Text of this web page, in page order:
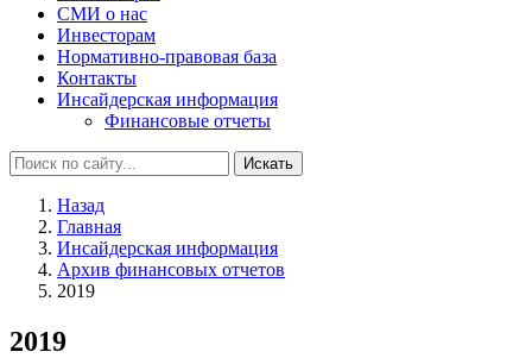
СМИ о нас
Инвесторам
Нормативно-правовая база
Контакты
Инсайдерская информация
Финансовые отчеты
Искать
Назад
Главная
Инсайдерская информация
Архив финансовых отчетов
2019
2019